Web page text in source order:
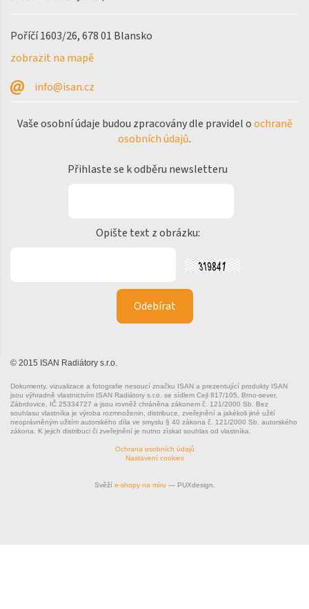
Tongia
Variant Horizontal
Poříčí 1603/26, 678 01 Blansko
zobrazit na mapě
info@isan.cz
Vaše osobní údaje budou zpracovány dle pravidel oochraně
osobních údajů.
Přihlaste se k odběru newsletteru
Opište text z obrázku:
© 2015 ISAN Radiátory s.r.o.
Dokumenty, vizualizace a fotografie nesoucí značku ISAN a prezentující produkty ISAN
jsou výhradně vlastnictvím ISAN Radiátory s.r.o. se sídlem Cejl 817/105, Brno-sever,
Zábrdovice, IČ 25334727 a jsou rovněž chráněna zákonem č. 121/2000 Sb. Bez
souhlasu vlastníka je výroba rozmnoženin, distribuce, zveřejnění a jakékoli jiné užití
neoprávněným užitím autorského díla ve smyslu § 40 zákona č. 121/2000 Sb. autorského
zákona. K jejich distribuci či zveřejnění je nutno získat souhlas od vlastníka.
Ochrana osobních údajů
Nastavení cookies
Svěží e-shopy na míru — PUXdesign.